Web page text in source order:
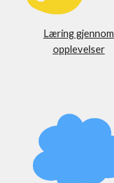
Læring gjennom
opplevelser